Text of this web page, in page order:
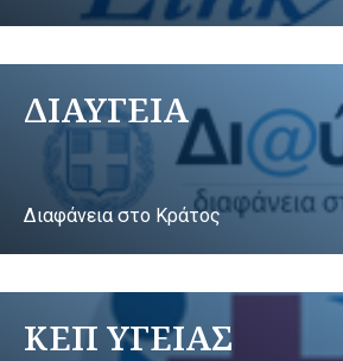
ΔΙΑΥΓΕΙΑ
Διαφάνεια στο Κράτος
ΚΕΠ ΥΓΕΙΑΣ